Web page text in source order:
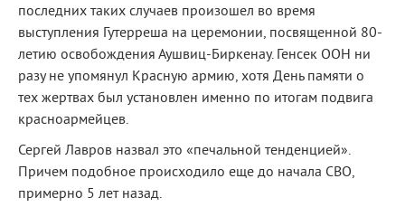
последних таких случаев произошел во время
выступления Гутерреша на церемонии, посвященной 80-
летию освобождения Аушвиц-Биркенау. Генсек ООН ни
разу не упомянул Красную армию, хотя День памяти о
тех жертвах был установлен именно по итогам подвига
красноармейцев.
Сергей Лавров назвал это «печальной тенденцией».
Причем подобное происходило еще до начала СВО,
примерно 5 лет назад.